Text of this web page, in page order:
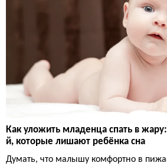
Как уложить младенца спать в
й, которые лишают ребёнка сна
Думать, что малышу комфортно в